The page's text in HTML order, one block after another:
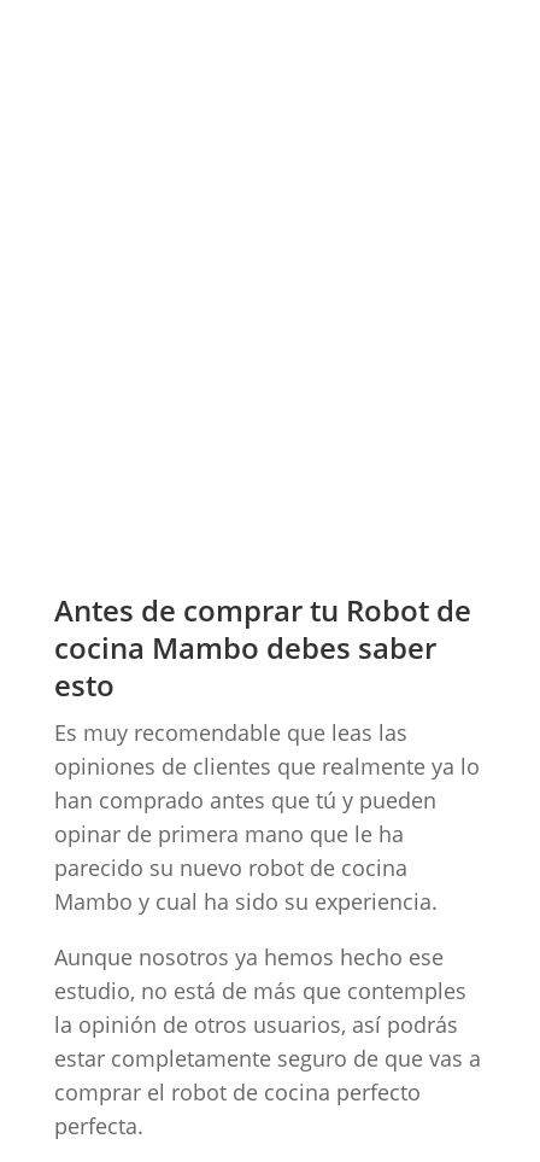
Antes de comprar tu Robot de
cocina Mambo debes saber
esto
Es muy recomendable que leas las
opiniones de clientes que realmente ya lo
han comprado antes que tú y pueden
opinar de primera mano que le ha
parecido su nuevo robot de cocina
Mambo y cual ha sido su experiencia.
Aunque nosotros ya hemos hecho ese
estudio, no está de más que contemples
la opinión de otros usuarios, así podrás
estar completamente seguro de que vas a
comprar el robot de cocina perfecto
perfecta.